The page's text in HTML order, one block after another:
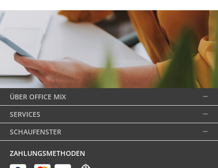
ÜBER OFFICE MIX
SERVICES
SCHAUFENSTER
ZAHLUNGSMETHODEN